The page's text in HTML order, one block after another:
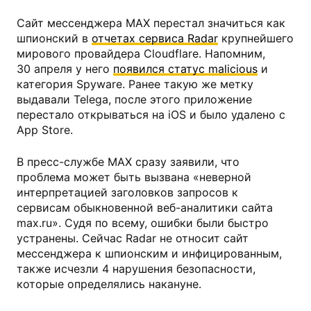
Сайт мессенджера MAX перестал значиться как
шпионский в отчетах сервиса Radar крупнейшего
мирового провайдера Cloudflare. Напомним,
30 апреля у него появился статус malicious и
категория Spyware. Ранее такую же метку
выдавали Telega, после этого приложение
перестало открываться на iOS и было удалено с
App Store.
В пресс-службе MAX сразу заявили, что
проблема может быть вызвана «неверной
интерпретацией заголовков запросов к
сервисам обыкновенной веб-аналитики сайта
max.ru». Судя по всему, ошибки были быстро
устранены. Сейчас Radar не относит сайт
мессенджера к шпионским и инфицированным,
также исчезли 4 нарушения безопасности,
которые определялись накануне.